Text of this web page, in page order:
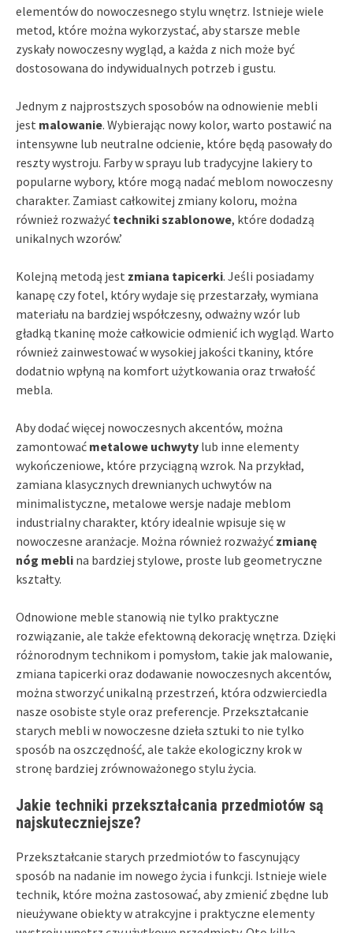
elementów do nowoczesnego stylu wnętrz. Istnieje wiele
metod, które można wykorzystać, aby starsze meble
zyskały nowoczesny wygląd, a każda z nich może być
dostosowana do indywidualnych potrzeb i gustu.
Jednym z najprostszych sposobów na odnowienie mebli
jest malowanie. Wybierając nowy kolor, warto postawić na
intensywne lub neutralne odcienie, które będą pasowały do
reszty wystroju. Farby w sprayu lub tradycyjne lakiery to
popularne wybory, które mogą nadać meblom nowoczesny
charakter. Zamiast całkowitej zmiany koloru, można
również rozważyć techniki szablonowe, które dodadzą
unikalnych wzorów.’
Kolejną metodą jest zmiana tapicerki. Jeśli posiadamy
kanapę czy fotel, który wydaje się przestarzały, wymiana
materiału na bardziej współczesny, odważny wzór lub
gładką tkaninę może całkowicie odmienić ich wygląd. Warto
również zainwestować w wysokiej jakości tkaniny, które
dodatnio wpłyną na komfort użytkowania oraz trwałość
mebla.
Aby dodać więcej nowoczesnych akcentów, można
zamontować metalowe uchwyty lub inne elementy
wykończeniowe, które przyciągną wzrok. Na przykład,
zamiana klasycznych drewnianych uchwytów na
minimalistyczne, metalowe wersje nadaje meblom
industrialny charakter, który idealnie wpisuje się w
nowoczesne aranżacje. Można również rozważyć zmianę
nóg mebli na bardziej stylowe, proste lub geometryczne
kształty.
Odnowione meble stanowią nie tylko praktyczne
rozwiązanie, ale także efektowną dekorację wnętrza. Dzięki
różnorodnym technikom i pomysłom, takie jak malowanie,
zmiana tapicerki oraz dodawanie nowoczesnych akcentów,
można stworzyć unikalną przestrzeń, która odzwierciedla
nasze osobiste style oraz preferencje. Przekształcanie
starych mebli w nowoczesne dzieła sztuki to nie tylko
sposób na oszczędność, ale także ekologiczny krok w
stronę bardziej zrównoważonego stylu życia.
Jakie techniki przekształcania przedmiotów są
najskuteczniejsze?
Przekształcanie starych przedmiotów to fascynujący
sposób na nadanie im nowego życia i funkcji. Istnieje wiele
technik, które można zastosować, aby zmienić zbędne lub
nieużywane obiekty w atrakcyjne i praktyczne elementy